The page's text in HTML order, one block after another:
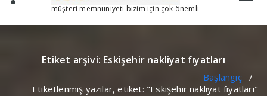
müşteri memnuniyeti bizim için çok önemli
Etiket arşivi: Eskişehir nakliyat fıyatları
Başlangıç/
Etiketlenmiş yazılar, etiket: "Eskişehir nakliyat fıyatları"